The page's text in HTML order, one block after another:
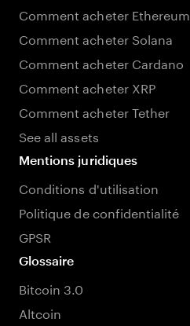
Comment acheter Ethereum
Comment acheter Solana
Comment acheter Cardano
Comment acheter XRP
Comment acheter Tether
See all assets
Mentions juridiques
Conditions d'utilisation
Politique de confidentialité
GPSR
Glossaire
Bitcoin 3.0
Altcoin